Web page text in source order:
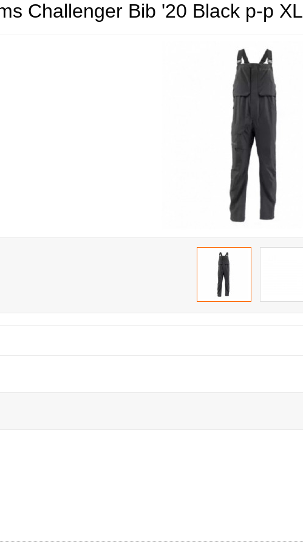
Challenger Bib '20 Black р-р XL